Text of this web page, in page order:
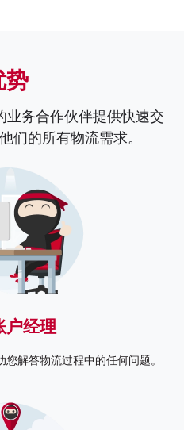
势
业务合作伙伴提供快速交
们的所有物流需求。
户经理
解答物流过程中的任何问题。